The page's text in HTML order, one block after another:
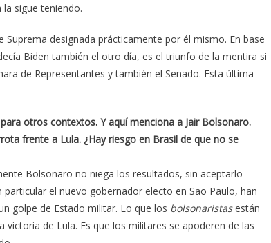
sigue teniendo.
Suprema designada prácticamente por él mismo. En base
Biden también el otro día, es el triunfo de la mentira si
de Representantes y también el Senado. Esta última
otros contextos. Y aquí menciona a Jair Bolsonaro.
frente a Lula. ¿Hay riesgo en Brasil de que no se
Bolsonaro no niega los resultados, sin aceptarlo
el nuevo gobernador electo en Sao Paulo, han
golpe de Estado militar. Lo que los bolsonaristasestán
de Lula. Es que los militares se apoderen de las